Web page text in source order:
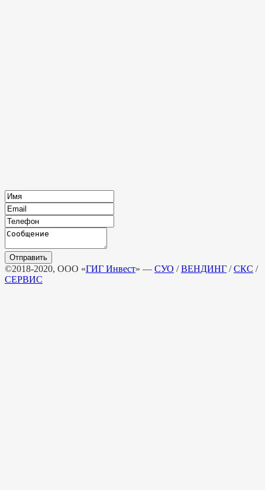
©2018-2020, ООО «ГИГ Инвест» — СУО /ВЕНДИНГ /СКС /
СЕРВИС